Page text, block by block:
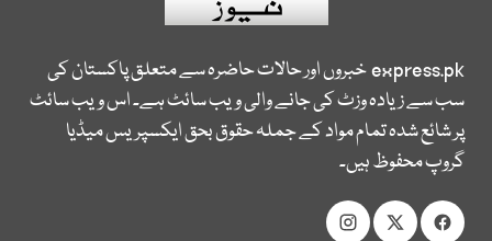
express.pkخبروں اور حالات حاضرہ سے متعلق پاکستان کی
سب سے زیادہ وزٹ کی جانے والی ویب سائٹ ہے۔ اس ویب سائٹ
پر شائع شدہ تمام مواد کے جملہ حقوق بحق ایکسپریس میڈیا
گروپ محفوظ ہیں۔